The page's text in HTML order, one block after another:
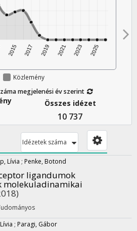
Közlemény
megjelenési év szerint
Összes idézet
10 737
Idézetek száma
Lívia ; Penke, Botond
ligandumok
molekuladinamikai
; Paragi, Gábor